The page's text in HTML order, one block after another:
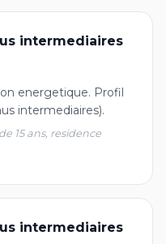
intermediaires
energetique. Profil
intermediaires).
15 ans, residence
intermediaires